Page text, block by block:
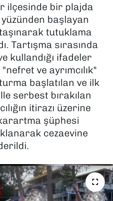
ilçesinde bir plajda
başlayan
tutuklama
Tartışma sırasında
kullandığı ifadeler
ve ayrımcılık"
başlatılan ve ilk
serbest bırakılan
itirazı üzerine
şüphesi
cezaevine